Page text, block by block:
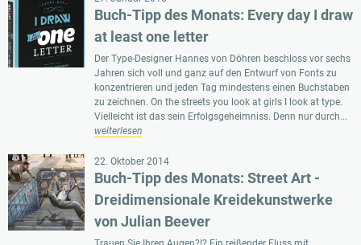
Buch-Tipp des Monats: Every day I draw
at least one letter
Der Type-Designer Hannes von Döhren beschloss vor sechs
Jahren sich voll und ganz auf den Entwurf von Fonts zu
konzentrieren und jeden Tag mindestens einen Buchstaben
zu zeichnen. On the streets you look at girls I look at type.
Vielleicht ist das sein Erfolgsgeheimniss. Denn nur durch...
weiterlesen
22. Oktober 2014
Buch-Tipp des Monats: Street Art -
Dreidimensionale Kreidekunstwerke
von Julian Beever